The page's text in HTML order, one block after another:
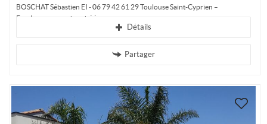
BOSCHAT Sébastien EI - 06 79 42 61 29 Toulouse Saint-Cyprien –
Emplacement recherché à...
Détails
Partager